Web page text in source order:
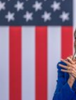
Супруга
назвала
Сначала врачи
6.08.2026 12:46